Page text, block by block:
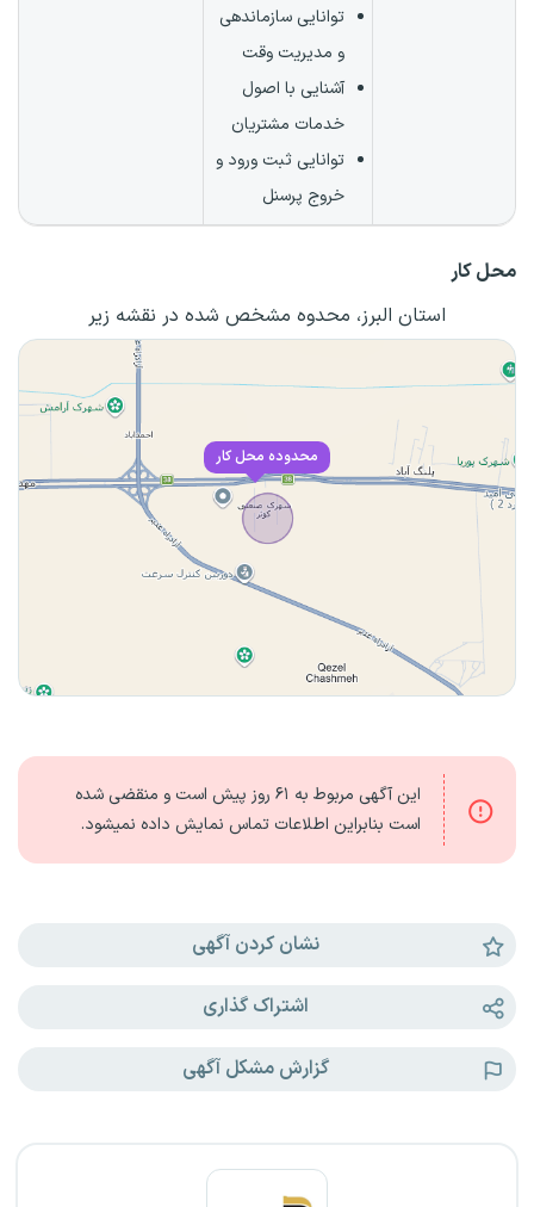
توانایی سازماندهی
و مدیریت وقت
آشنایی با اصول
خدمات مشتریان
توانایی ثبت ورود و
خروج پرسنل
محل کار
استان البرز، محدوه مشخص شده در نقشه زیر
محدوده محل کار
این آگهی مربوط به ۶۱ روز
پیش است و منقضی شده
است بنابراین اطلاعات تماس نمایش داده نمیشود.
نشان کردن آگهی
اشتراک گذاری
گزارش مشکل آگهی